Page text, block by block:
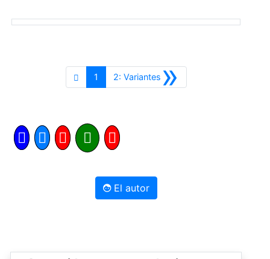
1 »
2: VariantesSiguiente
El autor